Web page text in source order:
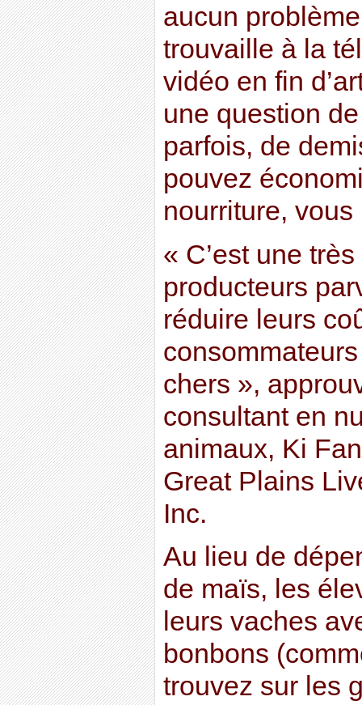
aucun
trouvaille à la
vidéo en fin
une question
parfois, de
pouvez
nourriture,
« C’est une
producteurs
réduire leurs
chers »,
consultant en
animaux, Ki
Great Plains
Inc.
Au lieu de
de maïs, les
leurs vaches
bonbons
trouvez sur les